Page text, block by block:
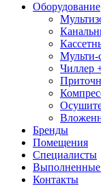
Оборудование
Мульти-
Чиллер
Бренды
Помещения
Специалисты
Выполненные
Контакты